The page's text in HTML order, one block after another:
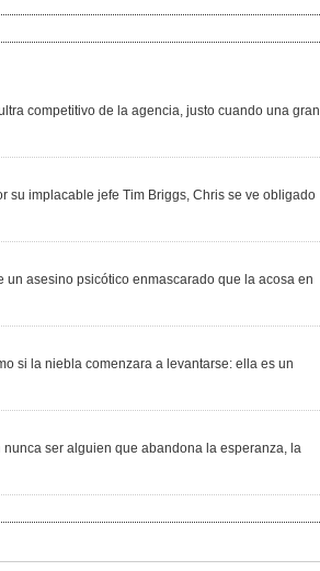
competitivo de la agencia, justo cuando una gran
su implacable jefe Tim Briggs, Chris se ve obligado
asesino psicótico enmascarado que la acosa en
si la niebla comenzara a levantarse: ella es un
ser alguien que abandona la esperanza, la